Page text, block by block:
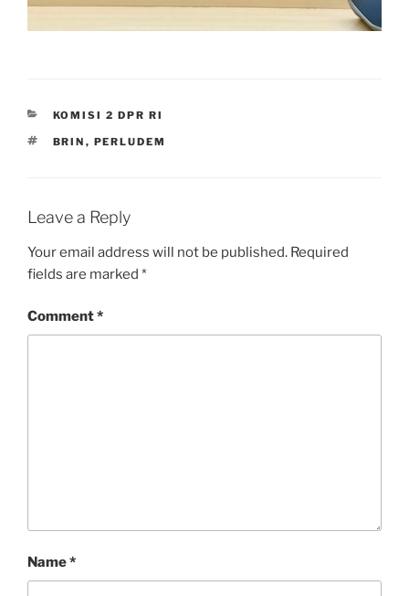
CATEGORIES
KOMISI 2 DPR RI
TAGS
BRIN , PERLUDEM
Leave a Reply
Your email address will not be published. Required
fields are marked *
Comment*
Name*